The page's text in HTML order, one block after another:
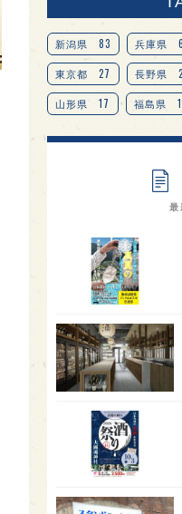
新潟県 83 兵庫県
東京都 27 長野県
山形県 17 福島県
愛知県 14 宮城県
オピニオンリーダーの視点
7 奈良県
6 フランス
山口県 4 アメリカ
大分県 4 三重県 3
オーストラリア
SAKEの時代を生きる
最